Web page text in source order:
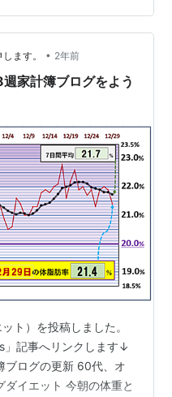
約・貯金
ます。 • 2年前
家計簿ブログをよう
ト）を投稿しました。
記事へリンクします↓
ブログの更新 60代、オ
イエット 今朝の体重と